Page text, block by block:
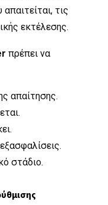
τις
εκτέλεσης.
πρέπει να
απαίτησης.
στάδιο.